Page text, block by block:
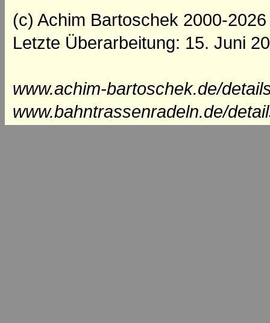
(c) Achim Bartoschek 2000-2026
Letzte Überarbeitung: 15. Juni
www.achim-bartoschek.de/
www.bahntrassenradeln.de/